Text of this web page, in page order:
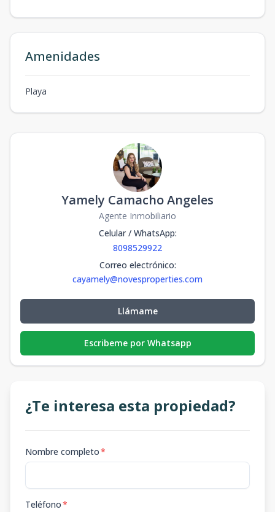
Amenidades
Playa
Yamely Camacho Angeles
Agente Inmobiliario
Celular / WhatsApp:
8098529922
Correo electrónico:
cayamely@novesproperties.com
Llámame
Escribeme por Whatsapp
¿Te interesa esta propiedad?
Nombre completo*
Teléfono*